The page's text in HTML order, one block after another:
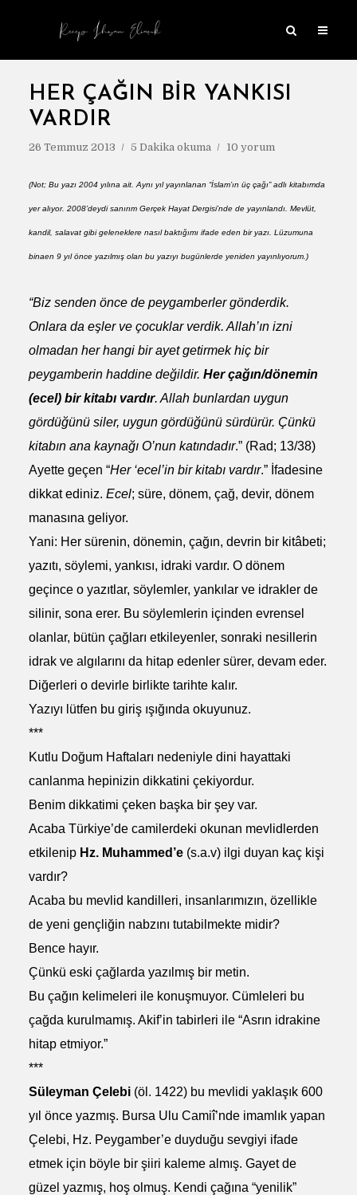
HER ÇAĞIN BIR YANKISI
VARDIR
26 Temmuz 2013 5 Dakika okuma 10 yorum
(Not; Bu yazı 2004 yılına ait. Aynı yıl yayınlanan “İslam’ın üç çağı” adlı kitabımda
yer alıyor. 2008’deydi sanırım Gerçek Hayat Dergisi’nde de yayınlandı. Mevlüt,
kandil, salavat gibi geleneklere nasıl baktığımı ifade eden bir yazı. Lüzumuna
binaen 9 yıl önce yazılmış olan bu yazıyı bugünlerdeyeniden yayınlıyorum. )
“Biz senden önce de peygamberler gönderdik.
Onlara da eşler ve çocuklar verdik. Allah’ın izni
olmadan her hangi bir ayet getirmek hiç bir
peygamberin haddine değildir. Her çağın/dönemin
(ecel) bir kitabı vardır. Allah bunlardan uygun
gördüğünü siler, uygun gördüğünü sürdürür. Çünkü
kitabın ana kaynağı O’nun katındadır.” (Rad; 13/38)
Ayette geçen “Her ‘ecel’in bir kitabı vardır.” İfadesine
dikkat ediniz. Ecel; süre, dönem, çağ, devir, dönem
manasına geliyor.
Yani: Her sürenin, dönemin, çağın, devrin bir kitâbeti;
yazıtı, söylemi, yankısı, idraki vardır. O dönem
geçince o yazıtlar, söylemler, yankılar ve idrakler de
silinir, sona erer. Bu söylemlerin içinden evrensel
olanlar, bütün çağları etkileyenler, sonraki nesillerin
idrak ve algılarını da hitap edenler sürer, devam eder.
Diğerleri o devirle birlikte tarihte kalır.
Yazıyı lütfen bu giriş ışığında okuyunuz.
***
Kutlu Doğum Haftaları nedeniyle dini hayattaki
canlanma hepinizin dikkatini çekiyordur.
Benim dikkatimi çeken başka bir şey var.
Acaba Türkiye’de camilerdeki okunan mevlidlerden
etkilenip Hz. Muhammed’e(s.a.v) ilgi duyan kaç kişi
vardır?
Acaba bu mevlid kandilleri, insanlarımızın, özellikle
de yeni gençliğin nabzını tutabilmekte midir?
Bence hayır.
Çünkü eski çağlarda yazılmış bir metin.
Bu çağın kelimeleri ile konuşmuyor. Cümleleri bu
çağda kurulmamış. Akif’in tabirleri ile “Asrın idrakine
hitap etmiyor.”
***
Süleyman Çelebi(öl. 1422) bu mevlidi yaklaşık 600
yıl önce yazmış. Bursa Ulu Camiî’nde imamlık yapan
Çelebi, Hz. Peygamber’e duyduğu sevgiyi ifade
etmek için böyle bir şiiri kaleme almış. Gayet de
güzel yazmış, hoş olmuş. Kendi çağına “yenilik”